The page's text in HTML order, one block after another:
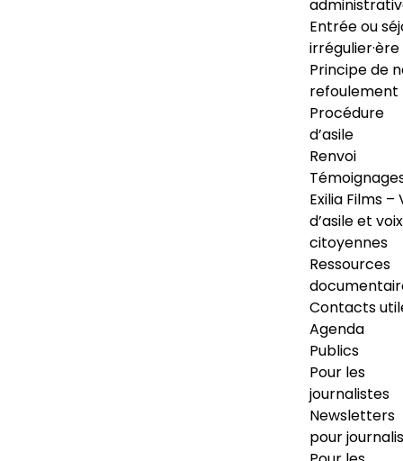
Entrée ou
irrégulier·ère
Principe de
refoulement
Procédure
d’asile
Renvoi
Exilia Films –
d’asile et voix
citoyennes
Ressources
Contacts
Agenda
Publics
Pour les
journalistes
Newsletters
pour